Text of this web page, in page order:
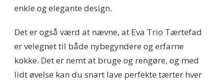
enkle og elegante design.
Det er også værd at nævne, at Eva Trio Tærtefad
er velegnet til både nybegyndere og erfarne
kokke. Det er nemt at bruge og rengøre, og med
lidt øvelse kan du snart lave perfekte tærter hver